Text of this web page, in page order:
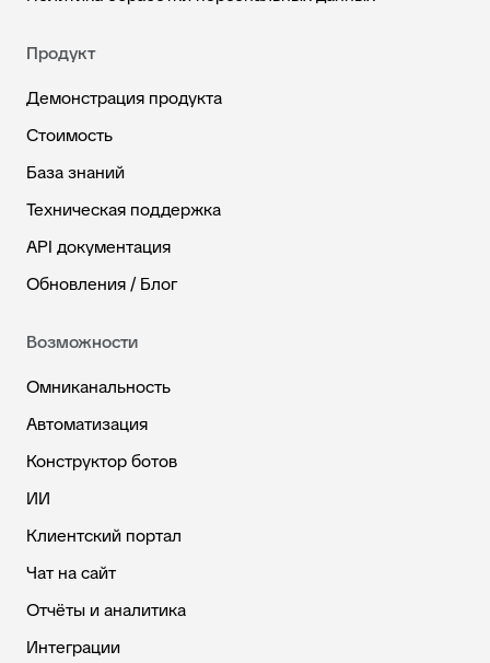
Продукт
Демонстрация продукта
Стоимость
База знаний
Техническая поддержка
API документация
Обновления / Блог
Возможности
Омниканальность
Автоматизация
Конструктор ботов
ИИ
Клиентский портал
Чат на сайт
Отчёты и аналитика
Интеграции